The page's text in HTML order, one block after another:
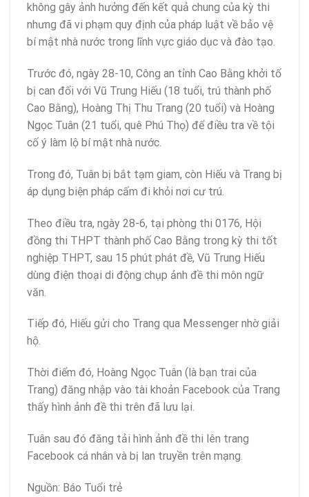
không gây ảnh hưởng đến kết quả chung của kỳ thi
nhưng đã vi phạm quy định của pháp luật về bảo vệ
bí mật nhà nước trong lĩnh vực giáo dục và đào tạo.
Trước đó, ngày 28-10, Công an tỉnh Cao Bằng khởi tố
bị can đối với Vũ Trung Hiếu (18 tuổi, trú thành phố
Cao Bằng), Hoàng Thị Thu Trang (20 tuổi) và Hoàng
Ngọc Tuân (21 tuổi, quê Phú Thọ) để điều tra về tội
cố ý làm lộ bí mật nhà nước.
Trong đó, Tuân bị bắt tạm giam, còn Hiếu và Trang bị
áp dụng biện pháp cấm đi khỏi nơi cư trú.
Theo điều tra, ngày 28-6, tại phòng thi 0176, Hội
đồng thi THPT thành phố Cao Bằng trong kỳ thi tốt
nghiệp THPT, sau 15 phút phát đề, Vũ Trung Hiếu
dùng điện thoại di động chụp ảnh đề thi môn ngữ
văn.
Tiếp đó, Hiếu gửi cho Trang qua Messenger nhờ giải
hộ.
Thời điểm đó, Hoàng Ngọc Tuân (là bạn trai của
Trang) đăng nhập vào tài khoản Facebook của Trang
thấy hình ảnh đề thi trên đã lưu lại.
Tuân sau đó đăng tải hình ảnh đề thi lên trang
Facebook cá nhân và bị lan truyền trên mạng.
Nguồn: Báo Tuổi trẻ